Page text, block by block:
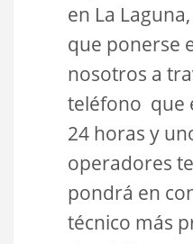
en La
que ponerse
nosotros a
teléfono que
24 horas y
operadores
pondrá en
técnico más